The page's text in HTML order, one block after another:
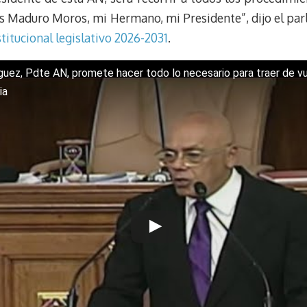
t
Maduro Moros, mi Hermano, mi Presidente”, dijo el
legislativo 2026-2031.
Pdte AN, promete hacer todo lo necesario para traer de